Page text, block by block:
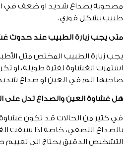
مصحوبة بصداع شديد او ضعف في
طبيب بشكل فوري.
متى يجب زيارة الطبيب عند حدوث
يجب زيارة الطبيب المختص مثل
استمرت الغشاوة لفترة طويلة، او
صاحبها الم في العين او صداع
هل غشاوة العين والصداع تدل على
في كثير من الحالات قد تكون
بالصداع النصفي، خاصة اذا سبقت
التشخيص الدقيق يحتاج الى تقييم